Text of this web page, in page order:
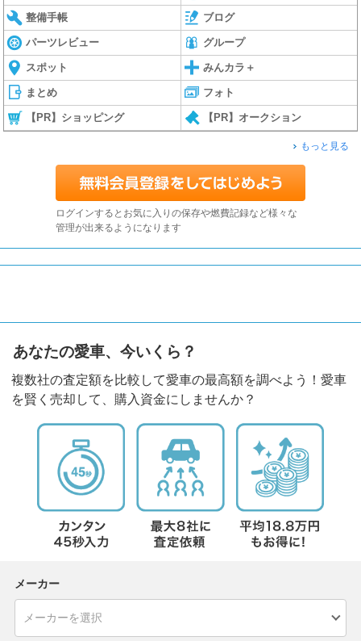
整備手帳 ブログ
パーツレビュー グループ
スポット みんカラ＋
まとめ フォト
【PR】ショッピング 【PR】オークション
もっと見る
ログインするとお気に入りの保存や燃費記録など様々な
管理が出来るようになります
あなたの愛車、今いくら？
複数社の査定額を比較して愛車の最高額を調べよう！愛車
を賢く売却して、購入資金にしませんか？
メーカー